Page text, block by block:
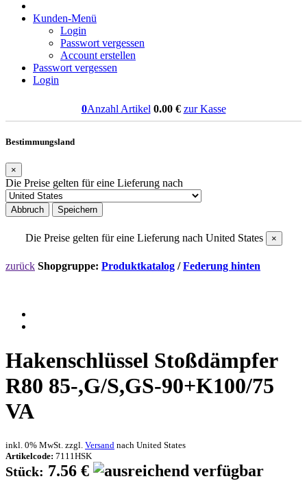
Kunden-Menü
Login
Passwort vergessen
Account erstellen
Passwort vergessen
Login
0Anzahl Artikel 0.00€ zur Kasse
Bestimmungsland
×
Die Preise gelten für eine Lieferung nach
Abbruch Speichern
Die Preise gelten für eine Lieferung nach United States ×
zurück Shopgruppe: Produktkatalog /Federung hinten
Hakenschlüssel Stoßdämpfer
R80 85-,G/S,GS-90+K100/75
VA
inkl. 0% MwSt. zzgl. Versand nach United States
Artikelcode: 7111HSK
Stück: 7.56 €